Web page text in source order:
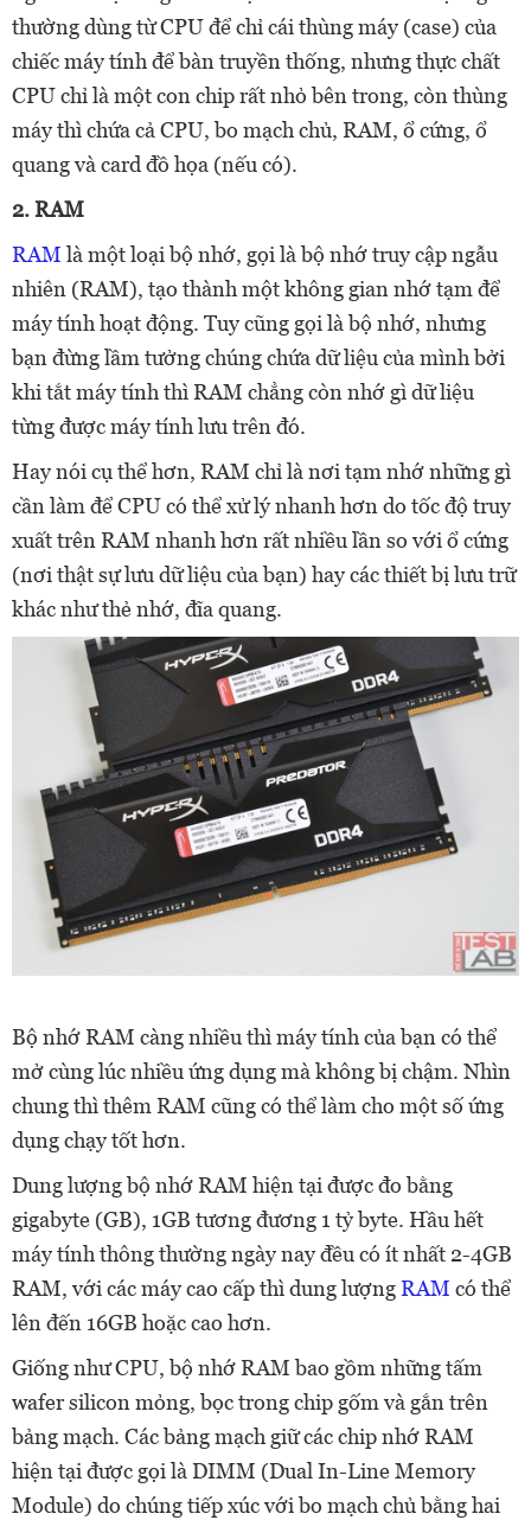
thường dùng từ CPU để chỉ cái thùng máy (case) của
chiếc máy tính để bàn truyền thống, nhưng thực chất
CPU chỉ là một con chip rất nhỏ bên trong, còn thùng
máy thì chứa cả CPU, bo mạch chủ, RAM, ổ cứng, ổ
quang và card đồ họa (nếu có).
2. RAM
RAM là một loại bộ nhớ, gọi là bộ nhớ truy cập ngẫu
nhiên (RAM), tạo thành một không gian nhớ tạm để
máy tính hoạt động. Tuy cũng gọi là bộ nhớ, nhưng
bạn đừng lầm tưởng chúng chứa dữ liệu của mình bởi
khi tắt máy tính thì RAM chẳng còn nhớ gì dữ liệu
từng được máy tính lưu trên đó.
Hay nói cụ thể hơn, RAM chỉ là nơi tạm nhớ những gì
cần làm để CPU có thể xử lý nhanh hơn do tốc độ truy
xuất trên RAM nhanh hơn rất nhiều lần so với ổ cứng
(nơi thật sự lưu dữ liệu của bạn) hay các thiết bị lưu trữ
khác như thẻ nhớ, đĩa quang.
Bộ nhớ RAM càng nhiều thì máy tính của bạn có thể
mở cùng lúc nhiều ứng dụng mà không bị chậm. Nhìn
chung thì thêm RAM cũng có thể làm cho một số ứng
dụng chạy tốt hơn.
Dung lượng bộ nhớ RAM hiện tại được đo bằng
gigabyte (GB), 1GB tương đương 1 tỷ byte. Hầu hết
máy tính thông thường ngày nay đều có ít nhất 2-4GB
RAM, với các máy cao cấp thì dung lượngRAM có thể
lên đến 16GB hoặc cao hơn.
Giống như CPU, bộ nhớ RAM bao gồm những tấm
wafer silicon mỏng, bọc trong chip gốm và gắn trên
bảng mạch. Các bảng mạch giữ các chip nhớ RAM
hiện tại được gọi là DIMM (Dual In-Line Memory
Module) do chúng tiếp xúc với bo mạch chủ bằng hai